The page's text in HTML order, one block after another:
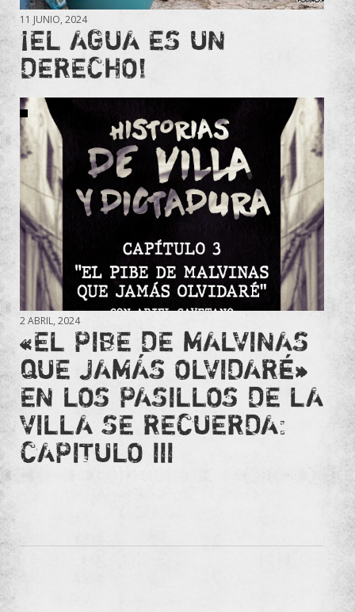
11 JUNIO, 2024
¡EL AGUA ES UN
DERECHO!
2 ABRIL, 2024
«EL PIBE DE MALVINAS
QUE JAMÁS OLVIDARÉ»
EN LOS PASILLOS DE LA
VILLA SE RECUERDA:
CAPITULO III